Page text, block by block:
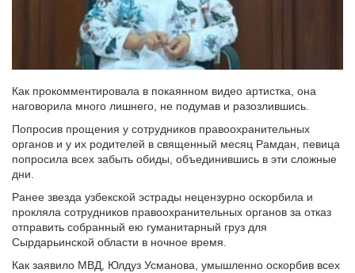
Как прокомментировала в покаянном видео артистка, она
наговорила много лишнего, не подумав и разозлившись.
Попросив прощения у сотрудников правоохранительных
органов и у их родителей в священный месяц Рамдан, певица
попросила всех забыть обиды, объединившись в эти сложные
дни.
Ранее звезда узбекской эстрады нецензурно оскорбила и
прокляла сотрудников правоохранительных органов за отказ
отправить собранный ею гуманитарный груз для
Сырдарьинской области в ночное время.
Как заявило МВД, Юлдуз Усманова, умышленно оскорбив всех